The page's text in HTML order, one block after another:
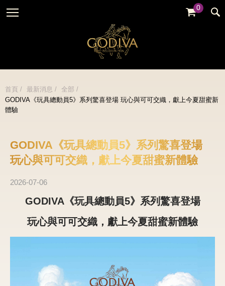
0
全部
全部
金裝禮盒
巧克力珠寶禮盒
百年限定系列
全部
白巧克力
冰淇淋
Cafe
婚禮系列
GODIVA故事
GODIVA大師團隊
首頁 最新消息
全部
GODIVA《玩具總動員5》系列驚喜登場 玩心與可可交織，獻上今夏甜蜜新
體驗
GODIVA《玩具總動員5》系列驚喜登場
玩心與可可交織，獻上今夏甜蜜新體驗
2026-07-06
GODIVA《玩具總動員5》系列驚喜登場
玩心與可可交織，獻上今夏甜蜜新體驗